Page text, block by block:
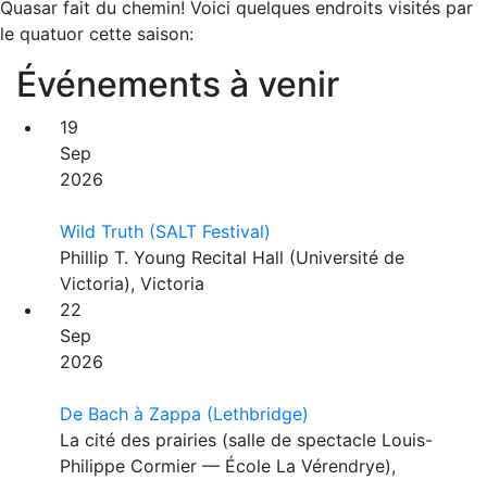
Quasar fait du chemin! Voici quelques endroits visités par
le quatuor cette saison:
Événements à venir
19
Sep
2026
Wild Truth (SALT Festival)
Phillip T. Young Recital Hall (Université de
Victoria), Victoria
22
Sep
2026
De Bach à Zappa (Lethbridge)
La cité des prairies (salle de spectacle Louis-
Philippe Cormier — École La Vérendrye),